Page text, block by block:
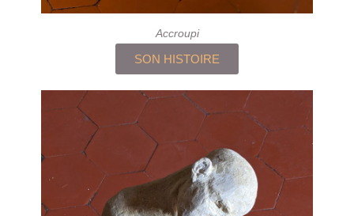
Accroupi
SON HISTOIRE